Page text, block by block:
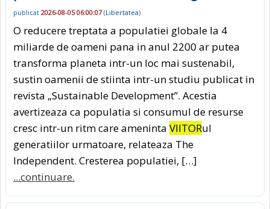
publicat 2026-08-05 06:00:07(Libertatea)
O reducere treptata a populatiei globale la 4
miliarde de oameni pana in anul 2200 ar putea
transforma planeta intr-un loc mai sustenabil,
sustin oamenii de stiinta intr-un studiu publicat in
revista „Sustainable Development”. Acestia
avertizeaza ca populatia si consumul de resurse
cresc intr-un ritm care ameninta VIITORul
generatiilor urmatoare, relateaza The
Independent. Cresterea populatiei, […]
...continuare.